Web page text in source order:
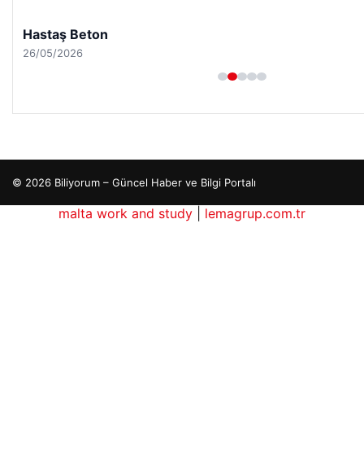
Hastaş Beton
26/05/2026
© 2026 Biliyorum – Güncel Haber ve Bilgi Portalı
malta work and study
lemagrup.com.tr